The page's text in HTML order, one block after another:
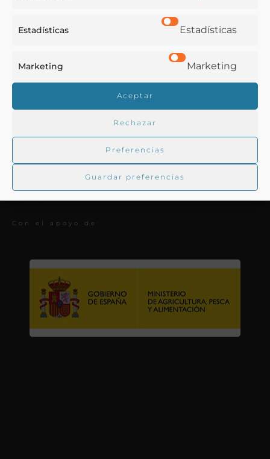
Estadísticas Estadísticas
Marketing Marketing
Aceptar
Rechazar
Preferencias
Guardar preferencias
Real Academia de Gastronomía
Trabajamos para difundir y proteger la cultura
La RAG
Con el apoyo de: